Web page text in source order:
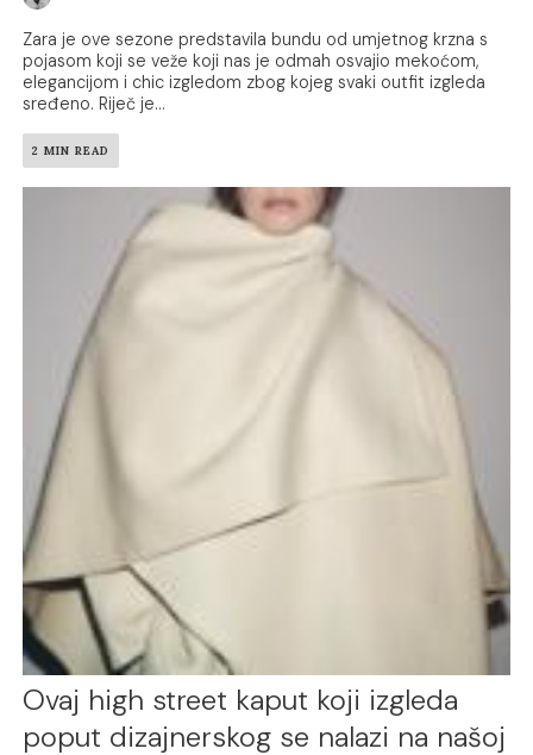
Zara je ove sezone predstavila bundu od umjetnog krzna s
pojasom koji se veže koji nas je odmah osvajio mekoćom,
elegancijom i chic izgledom zbog kojeg svaki outfit izgleda
sređeno. Riječ je...
2 MIN READ
Ovaj high street kaput koji izgleda
poput dizajnerskog se nalazi na našoj